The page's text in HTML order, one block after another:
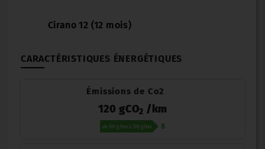
Cirano 12 (12 mois)
CARACTÉRISTIQUES ÉNERGÉTIQUES
Émissions de Co2
120 gCO2 /km